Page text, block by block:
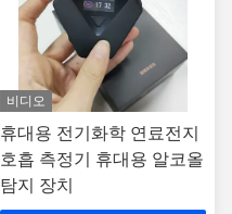
비디오
휴대용 전기화학 연료전지
호흡 측정기 휴대용 알코올
탐지 장치